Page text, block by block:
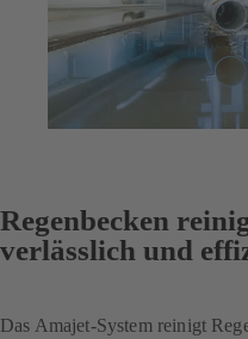
Regenbecken
verlässlich und
Das Amajet-System reinigt